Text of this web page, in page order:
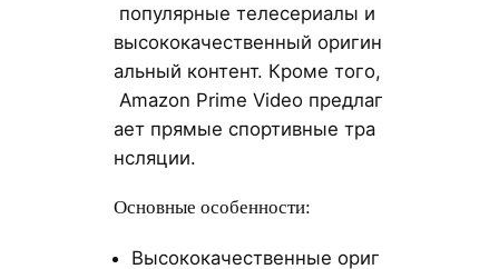
популярные телесериалы и
высококачественный оригин
альный контент. Кроме того,
Amazon Prime Video предлаг
ает прямые спортивные тра
нсляции.
Основные особенности:
Высококачественные ориг